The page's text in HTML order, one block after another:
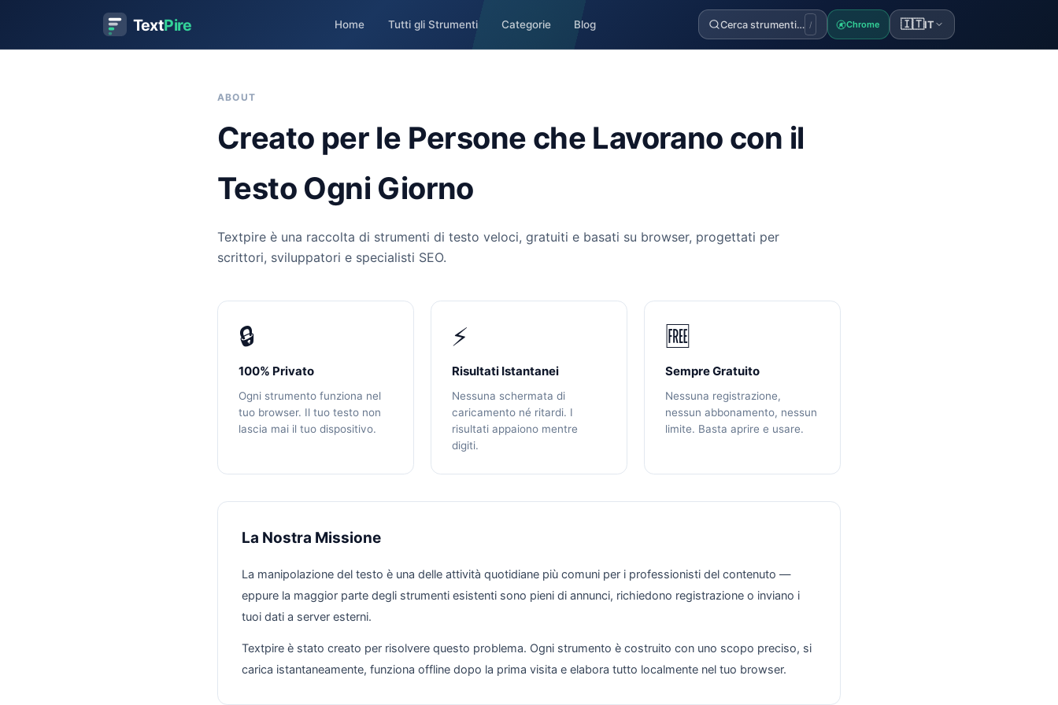
TextPire Home Tutti gli Strumenti Categorie Blog Cerca strumenti… / Chrome 🇮🇹IT
ABOUT
Creato per le Persone che Lavorano con il
Testo Ogni Giorno
Textpire è una raccolta di strumenti di testo veloci, gratuiti e basati su browser, progettati per
scrittori, sviluppatori e specialisti SEO.
🔒
100% Privato
Ogni strumento funziona nel
tuo browser. Il tuo testo non
lascia mai il tuo dispositivo.
⚡
Risultati Istantanei
Nessuna schermata di
caricamento né ritardi. I
risultati appaiono mentre
digiti.
🆓
Sempre Gratuito
Nessuna registrazione,
nessun abbonamento, nessun
limite. Basta aprire e usare.
La Nostra Missione
La manipolazione del testo è una delle attività quotidiane più comuni per i professionisti del contenuto —
eppure la maggior parte degli strumenti esistenti sono pieni di annunci, richiedono registrazione o inviano i
tuoi dati a server esterni.
Textpire è stato creato per risolvere questo problema. Ogni strumento è costruito con uno scopo preciso, si
carica istantaneamente, funziona offline dopo la prima visita e elabora tutto localmente nel tuo browser.